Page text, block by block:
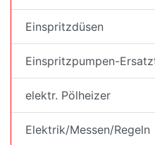
Einspritzdüsen
Einspritzpumpen-
elektr. Pölheizer
Elektrik/Messen/Regeln